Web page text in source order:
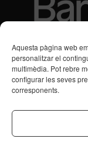
Aquesta pàgina web
personalitzar el
multimèdia. Pot rebre
configurar les seves
corresponents.
Subvencions des
Programa de
Transtorns de Salut